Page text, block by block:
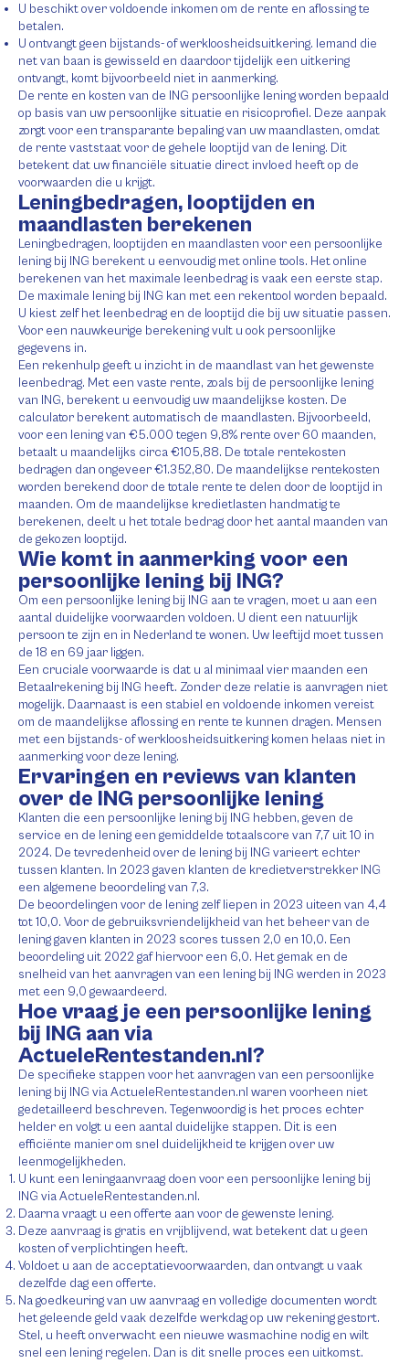
U beschikt over voldoende inkomen om de rente en aflossing te
betalen.
U ontvangt geen bijstands- of werkloosheidsuitkering. Iemand die
net van baan is gewisseld en daardoor tijdelijk een uitkering
ontvangt, komt bijvoorbeeld niet in aanmerking.
De rente en kosten van de ING persoonlijke lening worden bepaald
op basis van uw persoonlijke situatie en risicoprofiel. Deze aanpak
zorgt voor een transparante bepaling van uw maandlasten, omdat
de rente vaststaat voor de gehele looptijd van de lening. Dit
betekent dat uw financiële situatie direct invloed heeft op de
voorwaarden die u krijgt.
Leningbedragen, looptijden en
maandlasten berekenen
Leningbedragen, looptijden en maandlasten voor een persoonlijke
lening bij ING berekent u eenvoudig met online tools. Het online
berekenen van het maximale leenbedrag is vaak een eerste stap.
De maximale lening bij ING kan met een rekentool worden bepaald.
U kiest zelf het leenbedrag en de looptijd die bij uw situatie passen.
Voor een nauwkeurige berekening vult u ook persoonlijke
gegevens in.
Een rekenhulp geeft u inzicht in de maandlast van het gewenste
leenbedrag. Met een vaste rente, zoals bij de persoonlijke lening
van ING, berekent u eenvoudig uw maandelijkse kosten. De
calculator berekent automatisch de maandlasten. Bijvoorbeeld,
voor een lening van €5.000 tegen 9,8% rente over 60 maanden,
betaalt u maandelijks circa €105,88. De totale rentekosten
bedragen dan ongeveer €1.352,80. De maandelijkse rentekosten
worden berekend door de totale rente te delen door de looptijd in
maanden. Om de maandelijkse kredietlasten handmatig te
berekenen, deelt u het totale bedrag door het aantal maanden van
de gekozen looptijd.
Wie komt in aanmerking voor een
persoonlijke lening bij ING?
Om een persoonlijke lening bij ING aan te vragen, moet u aan een
aantal duidelijke voorwaarden voldoen. U dient een natuurlijk
persoon te zijn en in Nederland te wonen. Uw leeftijd moet tussen
de 18 en 69 jaar liggen.
Een cruciale voorwaarde is dat u al minimaal vier maanden een
Betaalrekening bij ING heeft. Zonder deze relatie is aanvragen niet
mogelijk. Daarnaast is een stabiel en voldoende inkomen vereist
om de maandelijkse aflossing en rente te kunnen dragen. Mensen
met een bijstands- of werkloosheidsuitkering komen helaas niet in
aanmerking voor deze lening.
Ervaringen en reviews van klanten
over de ING persoonlijke lening
Klanten die een persoonlijke lening bij ING hebben, geven de
service en de lening een gemiddelde totaalscore van 7,7 uit 10 in
2024. De tevredenheid over de lening bij ING varieert echter
tussen klanten. In 2023 gaven klanten de kredietverstrekker ING
een algemene beoordeling van 7,3.
De beoordelingen voor de lening zelf liepen in 2023 uiteen van 4,4
tot 10,0. Voor de gebruiksvriendelijkheid van het beheer van de
lening gaven klanten in 2023 scores tussen 2,0 en 10,0. Een
beoordeling uit 2022 gaf hiervoor een 6,0. Het gemak en de
snelheid van het aanvragen van een lening bij ING werden in 2023
met een 9,0 gewaardeerd.
Hoe vraag je een persoonlijke lening
bij ING aan via
ActueleRentestanden.nl?
De specifieke stappen voor het aanvragen van een persoonlijke
lening bij ING via ActueleRentestanden.nl waren voorheen niet
gedetailleerd beschreven. Tegenwoordig is het proces echter
helder en volgt u een aantal duidelijke stappen. Dit is een
efficiënte manier om snel duidelijkheid te krijgen over uw
leenmogelijkheden.
U kunt een leningaanvraag doen voor een persoonlijke lening bij
ING via ActueleRentestanden.nl.
Daarna vraagt u een offerte aan voor de gewenste lening.
Deze aanvraag is gratis en vrijblijvend, wat betekent dat u geen
kosten of verplichtingen heeft.
Voldoet u aan de acceptatievoorwaarden, dan ontvangt u vaak
dezelfde dag een offerte.
Na goedkeuring van uw aanvraag en volledige documenten wordt
het geleende geld vaak dezelfde werkdag op uw rekening gestort.
Stel, u heeft onverwacht een nieuwe wasmachine nodig en wilt
snel een lening regelen. Dan is dit snelle proces een uitkomst.